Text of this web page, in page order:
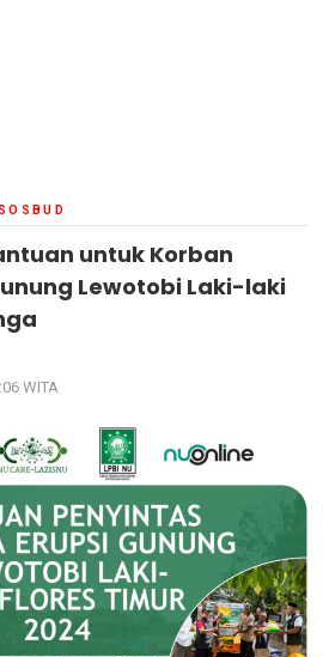
SOSBUD
untuk Korban
Lewotobi Laki-laki
WITA